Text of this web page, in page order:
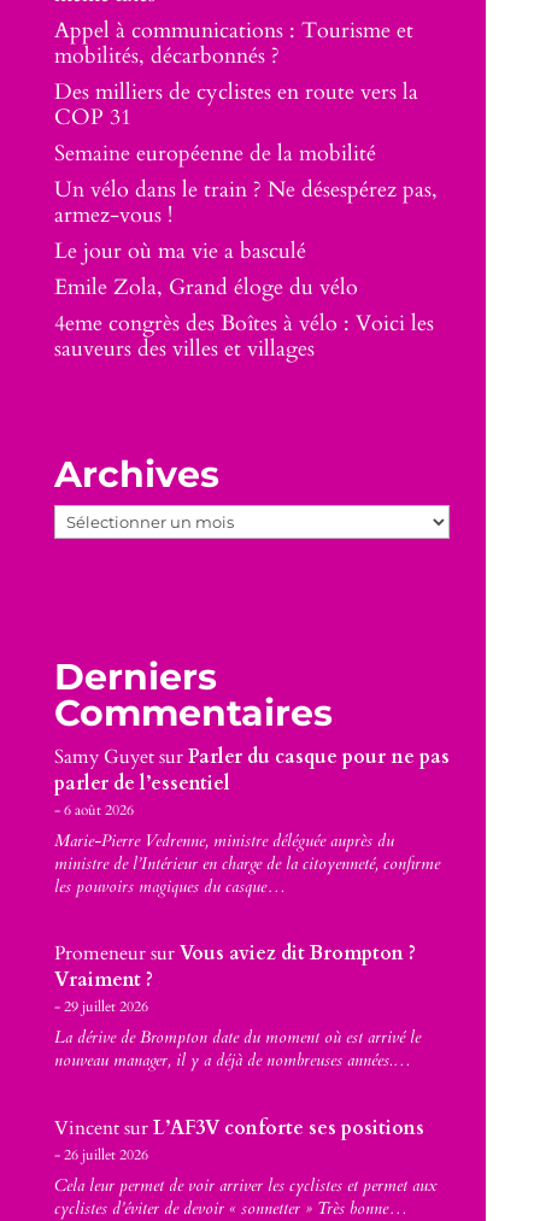
Appel à communications : Tourisme et
mobilités, décarbonnés ?
Des milliers de cyclistes en route vers la
COP 31
Semaine européenne de la mobilité
Un vélo dans le train ? Ne désespérez pas,
armez-vous !
Le jour où ma vie a basculé
Emile Zola, Grand éloge du vélo
4eme congrès des Boîtes à vélo : Voici les
sauveurs des villes et villages
Archives
Archives
Derniers
Commentaires
Samy GuyetsurParler du casque pour ne pas
parler de l’essentiel
6 août 2026
Marie-Pierre Vedrenne, ministre déléguée auprès du
ministre de l’Intérieur en charge de la citoyenneté, confirme
les pouvoirs magiques du casque…
PromeneursurVous aviez dit Brompton ?
Vraiment ?
29 juillet 2026
La dérive de Brompton date du moment où est arrivé le
nouveau manager, il y a déjà de nombreuses années.…
VincentsurL’AF3V conforte ses positions
26 juillet 2026
Cela leur permet de voir arriver les cyclistes et permet aux
cyclistes d’éviter de devoir « sonnetter » Très bonne…